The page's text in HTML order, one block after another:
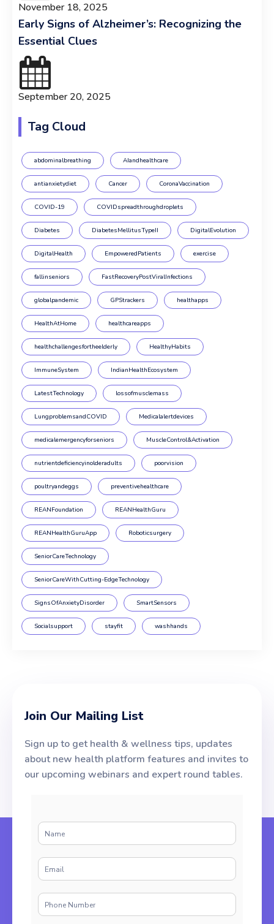
November 18, 2025
Early Signs of Alzheimer’s: Recognizing the
Essential Clues
September 20, 2025
Tag Cloud
abdominalbreathing AIandhealthcare
antianxietydiet Cancer CoronaVaccination
COVID-19 COVIDspreadthroughdroplets
Diabetes DiabetesMellitusTypeII DigitalEvolution
DigitalHealth EmpoweredPatients exercise
fallinseniors FastRecoveryPostViralInfections
globalpandemic GPStrackers healthapps
HealthAtHome healthcareapps
healthchallengesfortheelderly HealthyHabits
ImmuneSystem IndianHealthEcosystem
LatestTechnology lossofmusclemass
LungproblemsandCOVID Medicalalertdevices
medicalemergencyforseniors MuscleControl&Activation
nutrientdeficiencyinolderadults poorvision
poultryandeggs preventivehealthcare
REANFoundation REANHealthGuru
REANHealthGuruApp Roboticsurgery
SeniorCareTechnology
SeniorCareWithCutting-EdgeTechnology
SignsOfAnxietyDisorder SmartSensors
Socialsupport stayfit washhands
Join Our Mailing List
Sign up to get health & wellness tips, updates
about new health platform features and invites to
our upcoming webinars and expert round tables.
N
a
e
*
E
m
i
l
P
h